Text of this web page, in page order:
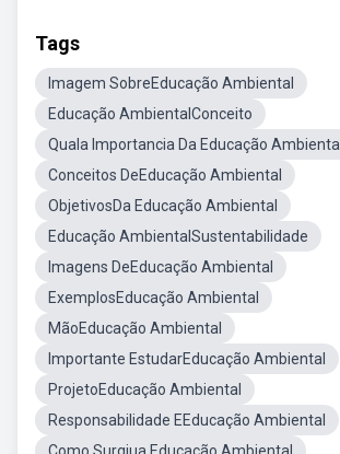
Tags
Imagem SobreEducação Ambiental
Educação AmbientalConceito
Quala Importancia Da Educação Ambiental
Conceitos DeEducação Ambiental
ObjetivosDa Educação Ambiental
Educação AmbientalSustentabilidade
Imagens DeEducação Ambiental
ExemplosEducação Ambiental
MãoEducação Ambiental
Importante EstudarEducação Ambiental
ProjetoEducação Ambiental
Responsabilidade EEducação Ambiental